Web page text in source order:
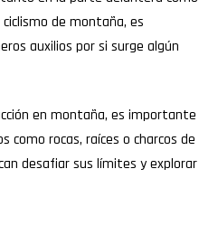
de montaña, es
auxilios por si surge algún
en montaña, es importante
rocas, raíces o charcos de
desafiar sus límites y explorar